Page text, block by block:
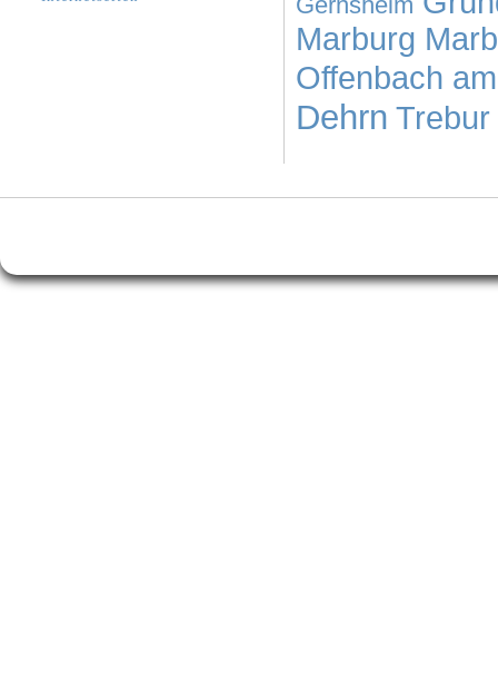
Marburg
Offenbach
Dehrn Trebur